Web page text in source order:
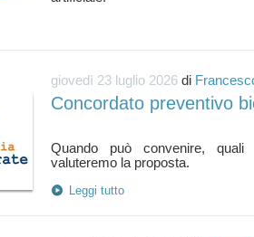
giovedì 23 luglio 2026 di
Concordato preventivo
Quando può convenire,
Leggi tutto